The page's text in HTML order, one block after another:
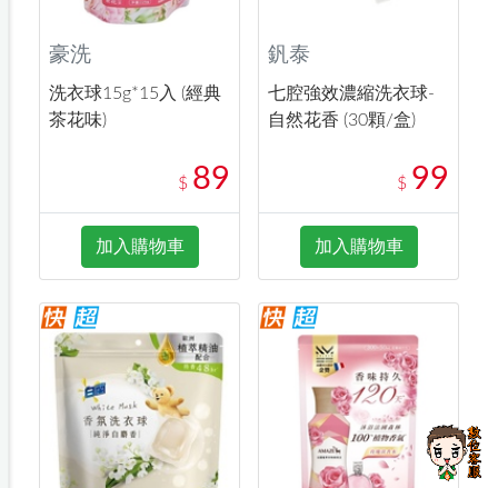
豪洗
洗衣球15g*15入 (經典
茶花味)
$ 89
加入購物車
釩泰
七腔強效濃縮洗衣球-
自然花香 (30顆/盒)
$ 99
加入購物車